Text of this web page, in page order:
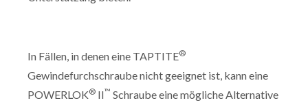
In Fällen, in denen eine TAPTITE®
Gewindefurchschraube nicht geeignet ist, kann eine
POWERLOK® II™ Schraube eine mögliche Alternative